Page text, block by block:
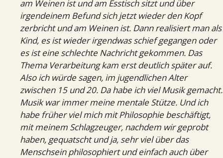
am Weinen ist und am Esstisch sitzt und über
irgendeinem Befund sich jetzt wieder den Kopf
zerbricht und am Weinen ist. Dann realisiert man als
Kind, es ist wieder irgendwas schief gegangen oder
es ist eine schlechte Nachricht gekommen. Das
Thema Verarbeitung kam erst deutlich später auf.
Also ich würde sagen, im jugendlichen Alter
zwischen 15 und 20. Da habe ich viel Musik gemacht.
Musik war immer meine mentale Stütze. Und ich
habe früher viel mich mit Philosophie beschäftigt,
mit meinem Schlagzeuger, nachdem wir geprobt
haben, gequatscht und ja, sehr viel über das
Menschsein philosophiert und einfach auch über